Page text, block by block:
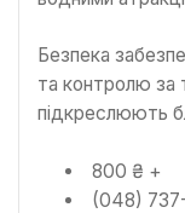
Безпека
та контролю за
підкреслюють
800 ₴ +
(048)